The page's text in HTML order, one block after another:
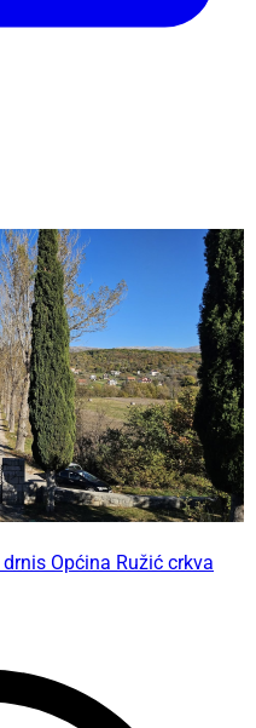
drnis Općina Ružić crkva